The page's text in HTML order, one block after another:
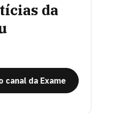
da
canal da Exame